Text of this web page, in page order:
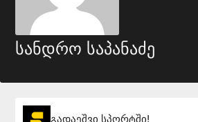
სანდრო საპანაძე
გადაეშვი სპორტში!